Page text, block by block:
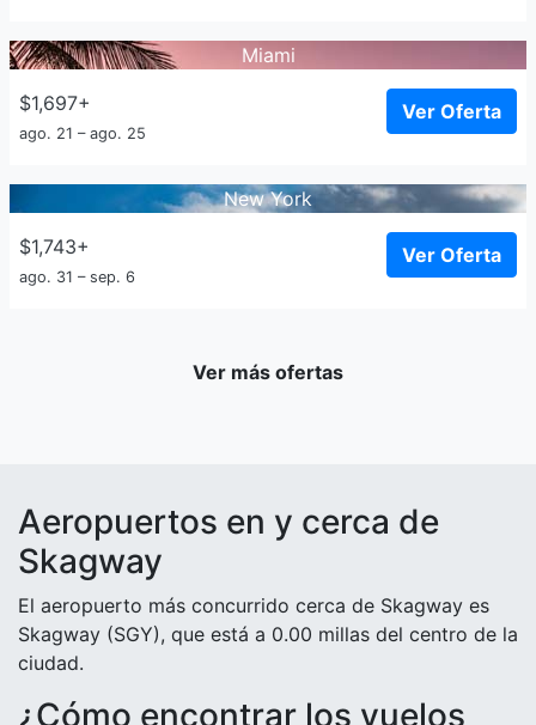
Miami
$1,697+
ago. 21 – ago. 25
Ver Oferta
New York
$1,743+
ago. 31 – sep. 6
Ver Oferta
Ver más ofertas
Aeropuertos en y cerca de
Skagway
El aeropuerto más concurrido cerca de Skagway es
Skagway (SGY), que está a 0.00 millas del centro de la
ciudad.
¿Cómo encontrar los vuelos